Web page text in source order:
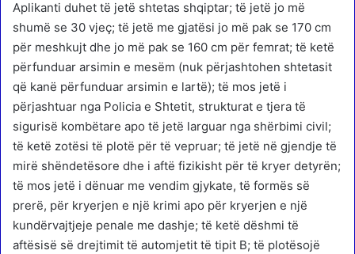
Aplikanti duhet të jetë shtetas shqiptar; të jetë jo më
shumë se 30 vjeç; të jetë me gjatësi jo më pak se 170 cm
për meshkujt dhe jo më pak se 160 cm për femrat; të ketë
përfunduar arsimin e mesëm (nuk përjashtohen shtetasit
që kanë përfunduar arsimin e lartë); të mos jetë i
përjashtuar nga Policia e Shtetit, strukturat e tjera të
sigurisë kombëtare apo të jetë larguar nga shërbimi civil;
të ketë zotësi të plotë për të vepruar; të jetë në gjendje të
mirë shëndetësore dhe i aftë fizikisht për të kryer detyrën;
të mos jetë i dënuar me vendim gjykate, të formës së
prerë, për kryerjen e një krimi apo për kryerjen e një
kundërvajtjeje penale me dashje; të ketë dëshmi të
aftësisë së drejtimit të automjetit të tipit B; të plotësojë